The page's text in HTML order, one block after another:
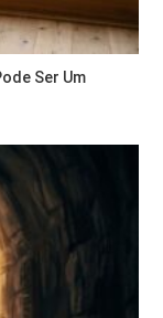
Ser Um